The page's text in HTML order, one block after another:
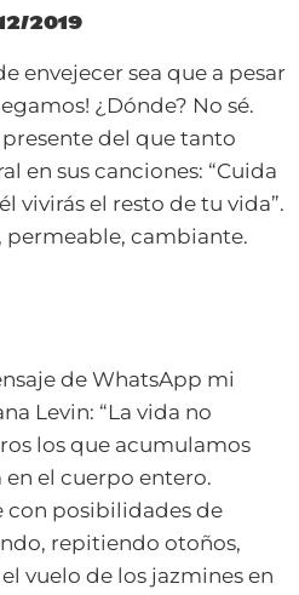
2019
envejecer sea que a pesar
¿Dónde? No sé.
presente del que tanto
en sus canciones: “Cuida
vivirás el resto de tu vida”.
permeable, cambiante.
de WhatsApp mi
Levin: “La vida no
los que acumulamos
el cuerpo entero.
con posibilidades de
repitiendo otoños,
vuelo de los jazmines en